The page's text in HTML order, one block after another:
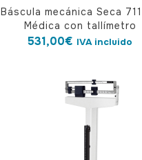
Báscula mecánica Seca
Médica con tallímetro
531,00€ IVA incluido